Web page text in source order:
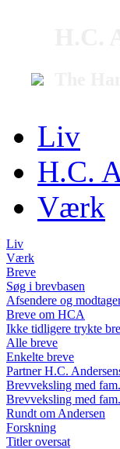
Liv
H.C.
Værk
Liv
Værk
Breve
Søg i brevbasen
Afsendere og
Breve om HCA
Ikke tidligere trykte
Alle breve
Enkelte breve
Partner H.C.
Brevveksling med
Brevveksling med
Rundt om Andersen
Forskning
Titler oversat